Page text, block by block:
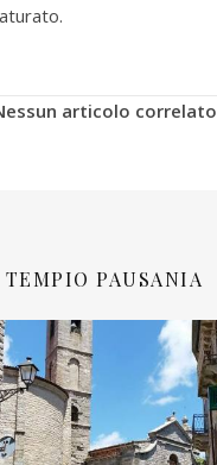
articolo correlato
TEMPIO PAUSANIA